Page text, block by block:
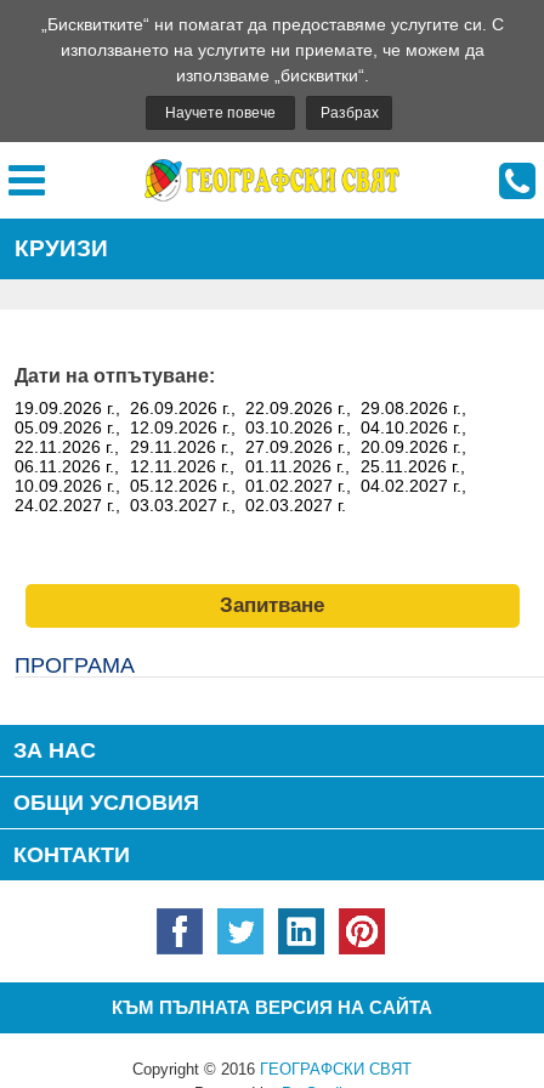
„Бисквитките“ ни помагат да предоставяме услугите си. С
използването на услугите ни приемате, че можем да
използваме „бисквитки“.
Научете повече Разбрах
КРУИЗИ
Дати на отпътуване:
19.09.2026 г., 26.09.2026 г., 22.09.2026 г., 29.08.2026 г.,
05.09.2026 г.,
12.09.2026 г., 03.10.2026 г., 04.10.2026 г.,
22.11.2026 г.,
29.11.2026 г., 27.09.2026 г., 20.09.2026 г.,
06.11.2026 г.,
12.11.2026 г., 01.11.2026 г.,
25.11.2026 г.,
10.09.2026 г., 05.12.2026 г., 01.02.2027 г., 04.02.2027 г.,
24.02.2027 г., 03.03.2027 г., 02.03.2027 г.
Запитване
ПРОГРАМА
ЗА НАС
ОБЩИ УСЛОВИЯ
КОНТАКТИ
КЪМ ПЪЛНАТА ВЕРСИЯ НА САЙТА
Copyright © 2016 ГЕОГРАФСКИ СВЯТ